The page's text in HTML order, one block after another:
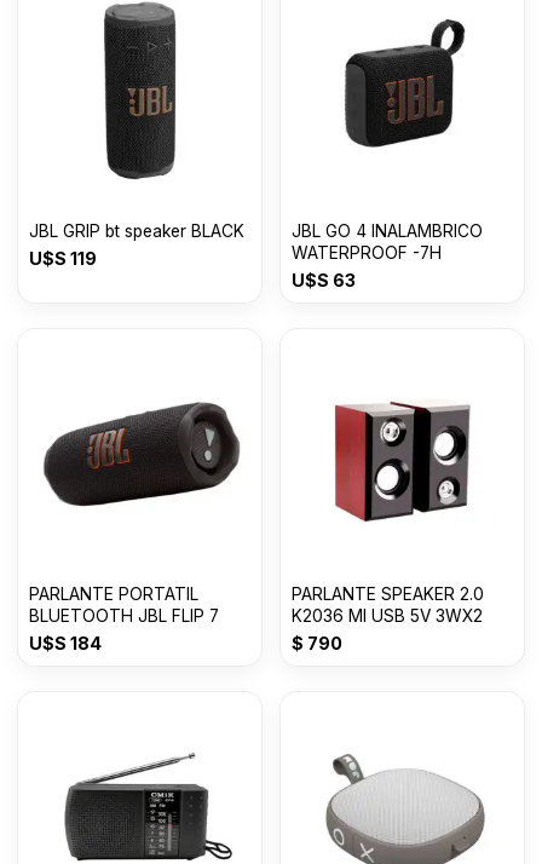
JBL GRIP bt speaker BLACK
U$S 119
JBL GO 4 INALAMBRICO
WATERPROOF -7H
U$S 63
PARLANTE PORTATIL
BLUETOOTH JBL FLIP 7
U$S 184
PARLANTE SPEAKER 2.0
K2036 MI USB 5V 3WX2
$ 790